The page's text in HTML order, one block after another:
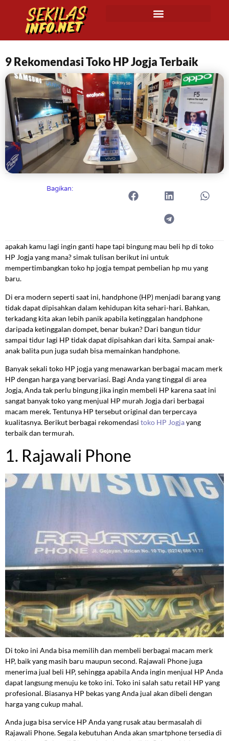
9 Rekomendasi Toko HP Jogja Terbaik
Bagikan:
apakah kamu lagi ingin ganti hape tapi bingung mau beli hp di toko
HP Jogja yang mana? simak tulisan berikut ini untuk
mempertimbangkan toko hp jogja tempat pembelian hp mu yang
baru.
Di era modern seperti saat ini, handphone (HP) menjadi barang yang
tidak dapat dipisahkan dalam kehidupan kita sehari-hari. Bahkan,
terkadang kita akan lebih panik apabila ketinggalan handphone
daripada ketinggalan dompet, benar bukan? Dari bangun tidur
sampai tidur lagi HP tidak dapat dipisahkan dari kita. Sampai anak-
anak balita pun juga sudah bisa memainkan handphone.
Banyak sekali toko HP jogja yang menawarkan berbagai macam merk
HP dengan harga yang bervariasi. Bagi Anda yang tinggal di area
Jogja, Anda tak perlu bingung jika ingin membeli HP karena saat ini
sangat banyak toko yang menjual HP murah Jogja dari berbagai
macam merek. Tentunya HP tersebut original dan terpercaya
kualitasnya. Berikut berbagai rekomendasi toko HP Jogjayang
terbaik dan termurah.
1. Rajawali Phone
Di toko ini Anda bisa memilih dan membeli berbagai macam merk
HP, baik yang masih baru maupun second. Rajawali Phone juga
menerima jual beli HP, sehingga apabila Anda ingin menjual HP Anda
dapat langsung menuju ke toko ini. Toko ini salah satu retail HP yang
profesional. Biasanya HP bekas yang Anda jual akan dibeli dengan
harga yang cukup mahal.
Anda juga bisa service HP Anda yang rusak atau bermasalah di
Rajawali Phone. Segala kebutuhan Anda akan smartphone tersedia di